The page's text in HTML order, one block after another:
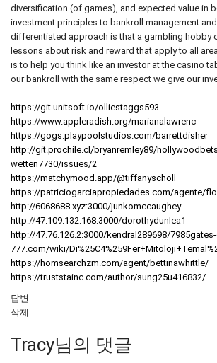
diversification (of games), and expected value in
investment principles to bankroll management
differentiated approach is that a gambling hobby
lessons about risk and reward that apply to all
is to help you think like an investor at the casino
our bankroll with the same respect we give our
https://git.unitsoft.io/olliestaggs593
https://www.appleradish.org/marianalawrenc
https://gogs.playpoolstudios.com/barrettdisher
http://git.prochile.cl/bryanremley89/
wetten7730/issues/2
https://matchymood.app/@tiffanyscholl
https://patriciogarciapropiedades.com/agente/
http://6068688.xyz:3000/junkomccaughey
http://47.109.132.168:3000/dorothydunlea1
http://47.76.126.2:3000/kendral289698/
777.com/wiki/
https://homsearchzm.com/agent/bettinawhittle/
https://truststainc.com/author/sung25u416832/
답변
삭제
Tracy님의 댓글